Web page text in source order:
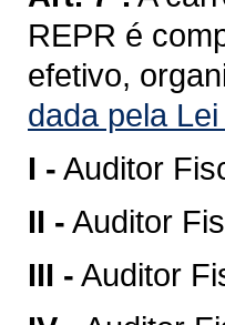
REPR é
efetivo,
dada pela
I - Auditor
II - Auditor
III - Auditor